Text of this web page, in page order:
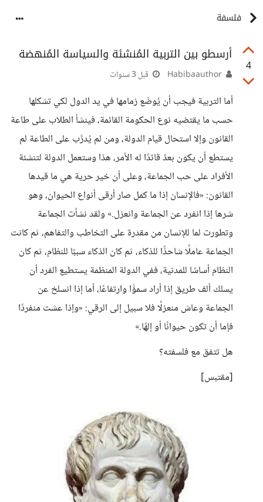
فلسفة
4
أرسطو بين التربية المُنشئة والسياسة المُنهضة
قبل 3 سنوات
أما التربية فيجب أن يُوضَع زمامها في يد الدول لكي تشكلها
حسب ما يقتضيه نوع الحكومة القائمة، فينشأ الطلاب على طاعة
القانون وإلا استحال قيام الدولة، ومن لم يُدرَّب على الطاعة لم
يستطع أن يكون بعدُ قائدًا له الأمر، هذا وستعمل الدولة لتنشئة
الأفراد على حب الجماعة، وعلى أن خير حرية هي ما قيدها
القانون: «فالإنسان إذا ما كمل صار أرقى أنواع الحيوان، وهو
شرها إذا انفرد عن الجماعة وانعزل.» ولقد نشأت الجماعة
وتطورت لما للإنسان من مقدرة على التخاطب والتفاهم، ثم كانت
الجماعة عاملًا شاحذًا للذكاء، ثم كان الذكاء سببًا للنظام، ثم كان
النظام أساسًا للمدنية، ففي الدولة المنظمة يستطيع الفرد أن
يسلك ألف طريق إذا أراد سموًّا وارتفاعًا، أما إذا انسلخ عن
الجماعة وعاش منعزلًا فلا سبيل إلى الرقي: «وإذا عشت منفردًا
فإما أن تكون حيوانًا أو إلهًا.»
هل تتفق مع فلسفته؟
[مقتبس]